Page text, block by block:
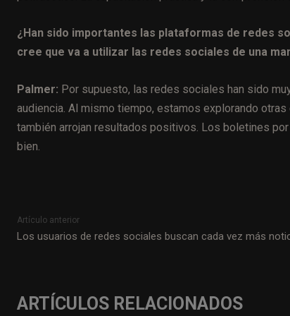
¿Han sido importantes las plataformas de redes
cree que va a utilizar las redes sociales de una
Palmer: Por supuesto, las redes sociales han sido
audiencia. Al mismo tiempo, estamos explorando
también arrojan resultados positivos. Los boletines
bien.
Artículo anterior
Los usuarios de redes sociales buscan cada vez más
ARTÍCULOS RELACIONADOS